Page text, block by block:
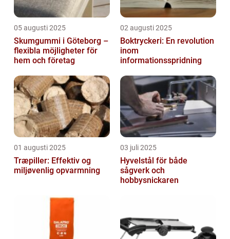
05 augusti 2025
Skumgummi i Göteborg –
flexibla möjligheter för
hem och företag
02 augusti 2025
Boktryckeri: En revolution
inom
informationsspridning
01 augusti 2025
Træpiller: Effektiv og
miljøvenlig opvarmning
03 juli 2025
Hyvelstål för både
sågverk och
hobbysnickaren